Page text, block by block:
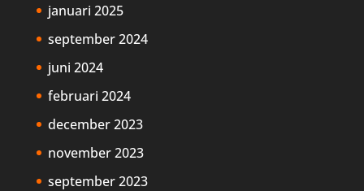
januari 2025
september 2024
juni 2024
februari 2024
december 2023
november 2023
september 2023